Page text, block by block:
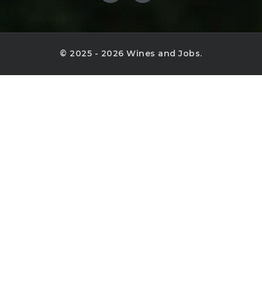
© 2025 - 2026 Wines and Jobs.